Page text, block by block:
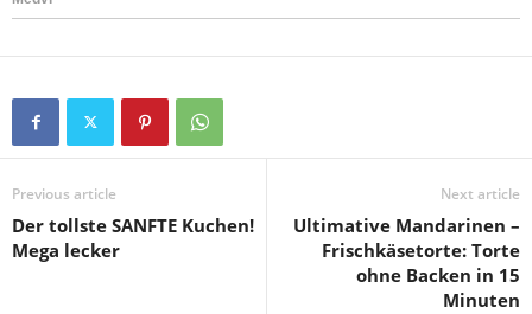
Previous article
Der tollste SANFTE Kuchen!
Mega lecker
Next article
Ultimative Mandarinen –
Frischkäsetorte: Torte
ohne Backen in 15
Minuten